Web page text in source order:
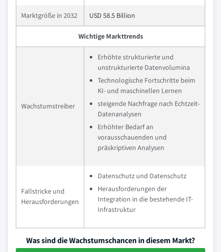
Marktgröße in 2032 USD 58.5 Billion
Wichtige Markttrends
Wachstumstreiber
Erhöhte strukturierte und
unstrukturierte Datenvolumina
Technologische Fortschritte beim
KI- und maschinellen Lernen
steigende Nachfrage nach Echtzeit-
Datenanalysen
Erhöhter Bedarf an
vorausschauenden und
präskriptiven Analysen
Fallstricke und
Herausforderungen
Datenschutz und Datenschutz
Herausforderungen der
Integration in die bestehende IT-
Infrastruktur
Was sind die Wachstumschancen in diesem Markt?